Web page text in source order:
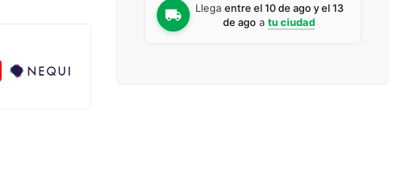
Llega entre el 10 de ago y el 13
de ago atu ciudad